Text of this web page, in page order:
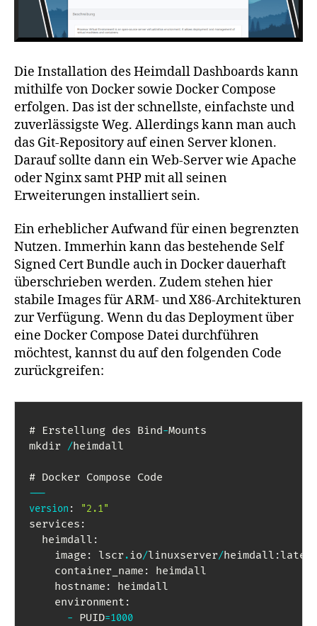
Die Installation des Heimdall Dashboards kann
mithilfe von Docker sowie Docker Compose
erfolgen. Das ist der schnellste, einfachste und
zuverlässigste Weg. Allerdings kann man auch
das Git-Repository auf einen Server klonen.
Darauf sollte dann ein Web-Server wie Apache
oder Nginx samt PHP mit all seinen
Erweiterungen installiert sein.
Ein erheblicher Aufwand für einen begrenzten
Nutzen. Immerhin kann das bestehende Self
Signed Cert Bundle auch in Docker dauerhaft
überschrieben werden. Zudem stehen hier
stabile Images für ARM- und X86-Architekturen
zur Verfügung. Wenn du das Deployment über
eine Docker Compose Datei durchführen
möchtest, kannst du auf den folgenden Code
zurückgreifen:
# Erstellung des Bind-Mounts
mkdir
/heimdall
---
version : "2.1"
services :
  heimdall
:
    image
: lscr.io/linuxserver/heimdall :
    container_name
:
heimdall
    hostname
:
heimdall
    environment
:
-
PUID=1000